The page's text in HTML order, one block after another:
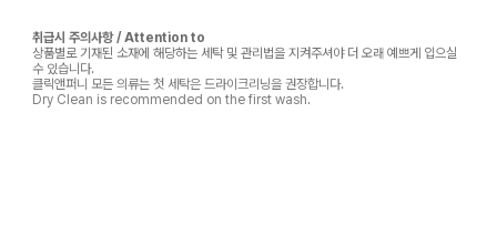
취급시 주의사항 / Attention to
상품별로 기재된 소재에 해당하는 세탁 및 관리법을 지켜주셔야 더 오래 예쁘게 입으실
수 있습니다.
클릭앤퍼니 모든 의류는 첫 세탁은 드라이크리닝을 권장합니다.
Dry Clean is recommended on the first wash.